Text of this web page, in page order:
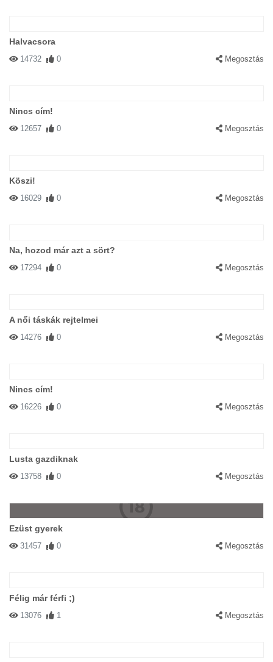
Halvacsora
14732 0 Megosztás
Nincs cím!
12657 0 Megosztás
Köszi!
16029 0 Megosztás
Na, hozod már azt a sört?
17294 0 Megosztás
A női táskák rejtelmei
14276 0 Megosztás
Nincs cím!
16226 0 Megosztás
Lusta gazdiknak
13758 0 Megosztás
Ezüst gyerek
31457 0 Megosztás
Félig már férfi ;)
13076 1 Megosztás